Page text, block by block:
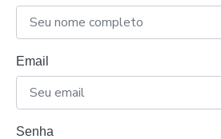
Email
Senha